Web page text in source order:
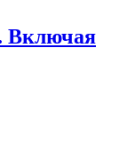
Включая